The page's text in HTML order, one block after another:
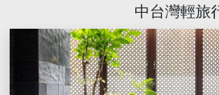
中台灣輕旅